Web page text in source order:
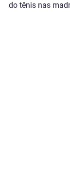
do tênis nas